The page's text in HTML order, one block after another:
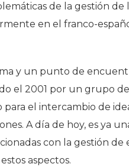
de la gestión de
en el franco-
y un punto de
el 2001 por un grupo
el intercambio de
A día de hoy, es ya
con la gestión de
aspectos.